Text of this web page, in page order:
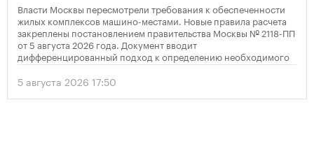
Власти Москвы пересмотрели требования к обеспеченности
жилых комплексов машино-местами. Новые правила расчета
закреплены постановлением правительства Москвы № 2118-ПП
от 5 августа 2026 года. Документ вводит
дифференцированный подход к определению необходимого
количества парковок в зависимости от площади квартир и
устанавливает переходный период для уже согласованных
проектов.
5 августа 2026 17:50